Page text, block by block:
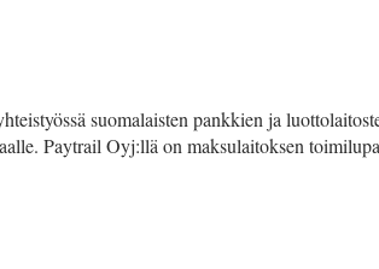
suomalaisten pankkien ja
Paytrail Oyj:llä on maksulaitoksen